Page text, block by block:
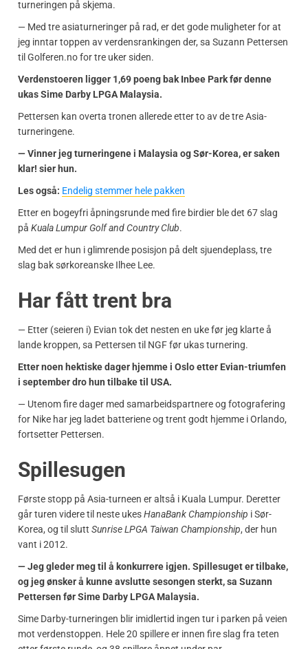
turneringen på skjema.
— Med tre asiaturneringer på rad, er det gode muligheter for at
jeg inntar toppen av verdensrankingen der, sa Suzann Pettersen
til Golferen.no for tre uker siden.
Verdenstoeren ligger 1,69 poeng bak Inbee Park før denne
ukas Sime Darby LPGA Malaysia.
Pettersen kan overta tronen allerede etter to av de tre Asia-
turneringene.
— Vinner jeg turneringene i Malaysia og Sør-Korea, er saken
klar! sier hun.
Les også: Endelig stemmer hele pakken
Etter en bogeyfri åpningsrunde med fire birdier ble det 67 slag
på Kuala Lumpur Golf and Country Club.
Med det er hun i glimrende posisjon på delt sjuendeplass, tre
slag bak sørkoreanske Ilhee Lee.
Har fått trent bra
— Etter (seieren i) Evian tok det nesten en uke før jeg klarte å
lande kroppen, sa Pettersen til NGF før ukas turnering.
Etter noen hektiske dager hjemme i Oslo etter Evian-triumfen
i september dro hun tilbake til USA.
— Utenom fire dager med samarbeidspartnere og fotografering
for Nike har jeg ladet batteriene og trent godt hjemme i Orlando,
fortsetter Pettersen.
Spillesugen
Første stopp på Asia-turneen er altså i Kuala Lumpur. Deretter
går turen videre til neste ukesHanaBank Championship i Sør-
Korea, og til slutt Sunrise LPGA Taiwan Championship, der hun
vant i 2012.
— Jeg gleder meg til å konkurrere igjen. Spillesuget er tilbake,
og jeg ønsker å kunne avslutte sesongen sterkt, sa Suzann
Pettersen før Sime Darby LPGA Malaysia.
Sime Darby-turneringen blir imidlertid ingen tur i parken på veien
mot verdenstoppen. Hele 20 spillere er innen fire slag fra teten